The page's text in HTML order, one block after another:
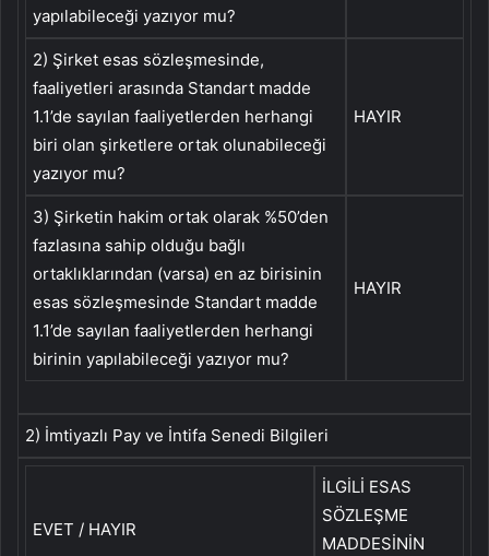
yapılabileceği yazıyor mu?
2) Şirket esas sözleşmesinde,
faaliyetleri arasında Standart madde
1.1’de sayılan faaliyetlerden herhangi
biri olan şirketlere ortak olunabileceği
yazıyor mu?
HAYIR
3) Şirketin hakim ortak olarak %50’den
fazlasına sahip olduğu bağlı
ortaklıklarından (varsa) en az birisinin
esas sözleşmesinde Standart madde
1.1’de sayılan faaliyetlerden herhangi
birinin yapılabileceği yazıyor mu?
HAYIR
2) İmtiyazlı Pay ve İntifa Senedi Bilgileri
EVET / HAYIR
İLGİLİ ESAS
SÖZLEŞME
MADDESİNİN